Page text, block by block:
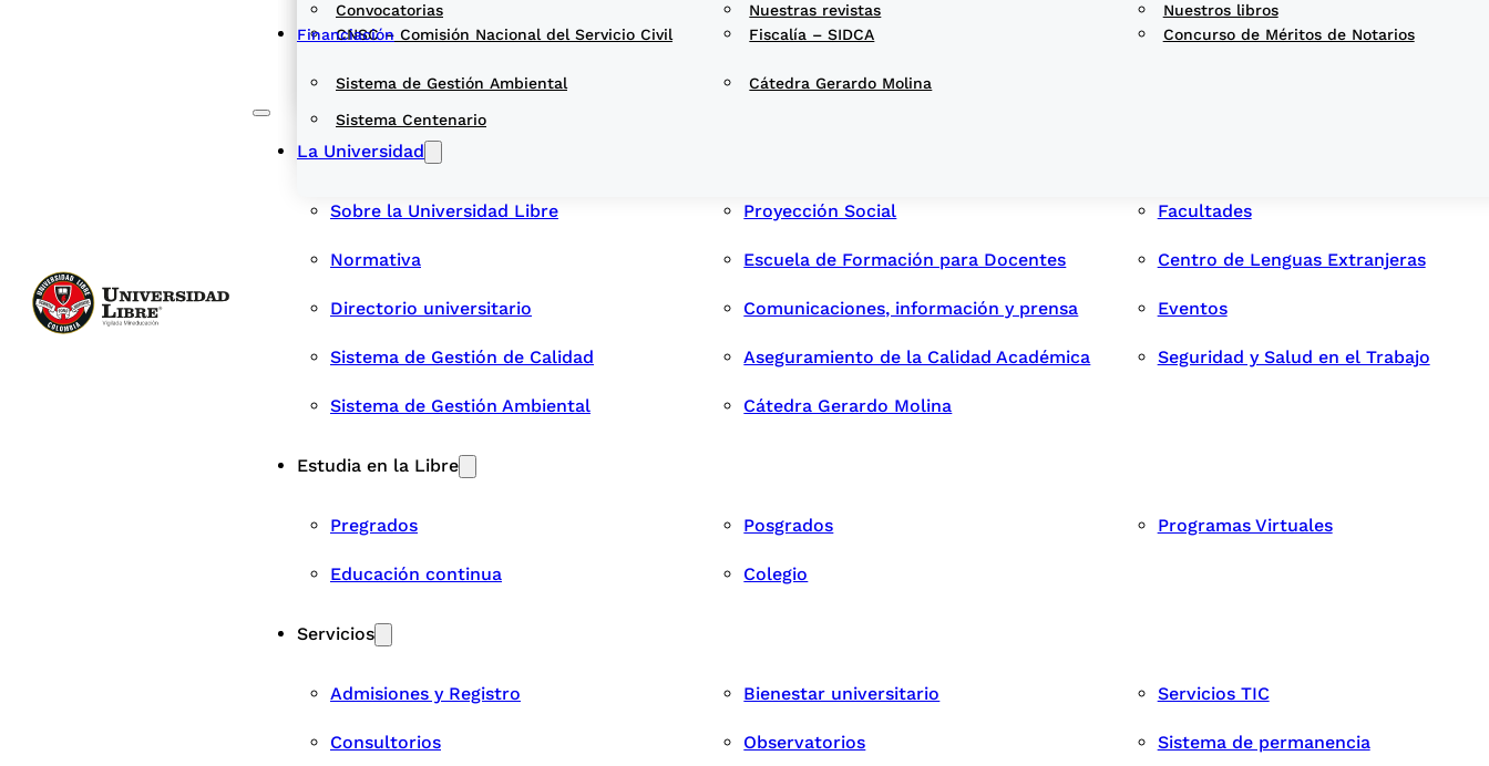
Sistema de Gestión Ambiental Cátedra Gerardo Molina
CNSC – Comisión Nacional del Servicio Civil Fiscalía – SIDCA Concurso de Méritos de Notarios
Convocatorias Nuestras revistas Nuestros libros
Sistema Centenario
Financiación
La Universidad
Sobre la Universidad Libre Proyección Social Facultades
Normativa Escuela de Formación para Docentes Centro de Lenguas Extranjeras
Directorio universitario Comunicaciones, información y prensa Eventos
Sistema de Gestión de Calidad Aseguramiento de la Calidad Académica Seguridad y Salud en el Trabajo
Sistema de Gestión Ambiental Cátedra Gerardo Molina
Estudia en la Libre
Pregrados Posgrados Programas Virtuales
Educación continua Colegio
Servicios
Admisiones y Registro Bienestar universitario Servicios TIC
Consultorios Observatorios Sistema de permanencia